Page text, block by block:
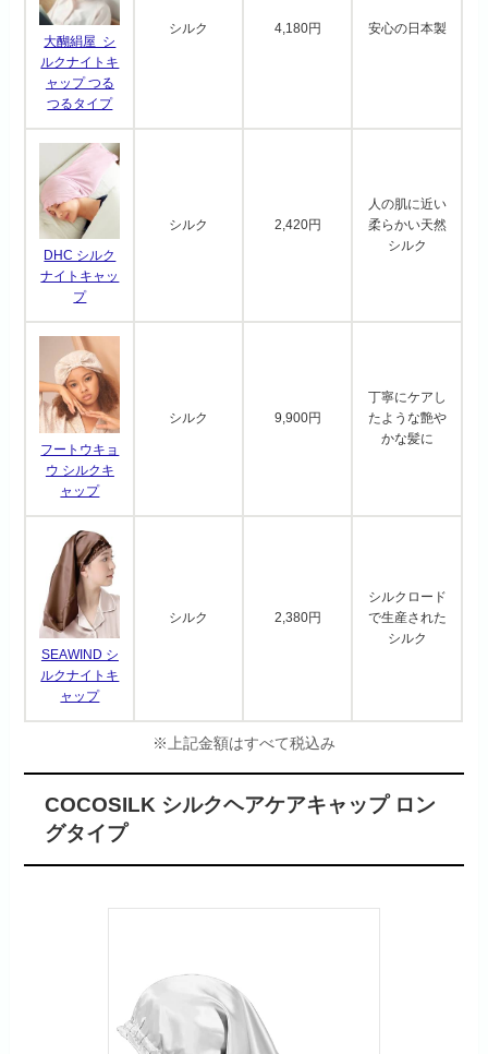
大醐絹屋 シ
ルクナイトキ
ャップ つる
つるタイプ
シルク 4,180円 安心の日本製
DHC シルク
ナイトキャッ
プ
シルク 2,420円
人の肌に近い
柔らかい天然
シルク
フートウキョ
ウ シルクキ
ャップ
シルク 9,900円
丁寧にケアし
たような艶や
かな髪に
SEAWIND シ
ルクナイトキ
ャップ
シルク 2,380円
シルクロード
で生産された
シルク
※上記金額はすべて税込み
COCOSILK シルクヘアケアキャップ ロン
グタイプ